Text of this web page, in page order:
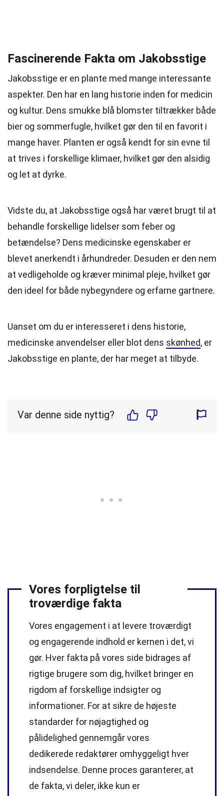
Fascinerende Fakta om Jakobsstige
Jakobsstige er en plante med mange interessante
aspekter. Den har en lang historie inden for medicin
og kultur. Dens smukke blå blomster tiltrækker både
bier og sommerfugle, hvilket gør den til en favorit i
mange haver. Planten er også kendt for sin evne til
at trives i forskellige klimaer, hvilket gør den alsidig
og let at dyrke.
Vidste du, at Jakobsstige også har været brugt til at
behandle forskellige lidelser som feber og
betændelse? Dens medicinske egenskaber er
blevet anerkendt i århundreder. Desuden er den nem
at vedligeholde og kræver minimal pleje, hvilket gør
den ideel for både nybegyndere og erfarne gartnere.
Uanset om du er interesseret i dens historie,
medicinske anvendelser eller blot dens skønhed, er
Jakobsstige en plante, der har meget at tilbyde.
Var denne side nyttig?
Vores forpligtelse til
troværdige fakta
Vores engagement i at levere troværdigt
og engagerende indhold er kernen i det, vi
gør. Hver fakta på vores side bidrages af
rigtige brugere som dig, hvilket bringer en
rigdom af forskellige indsigter og
informationer. For at sikre de højeste
standarder for nøjagtighed og
pålidelighed gennemgår vores
dedikerede redaktører omhyggeligt hver
indsendelse. Denne proces garanterer, at
de fakta, vi deler, ikke kun er